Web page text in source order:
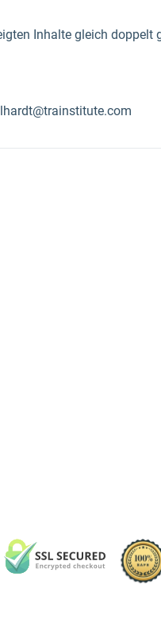
Inhalte gleich doppelt